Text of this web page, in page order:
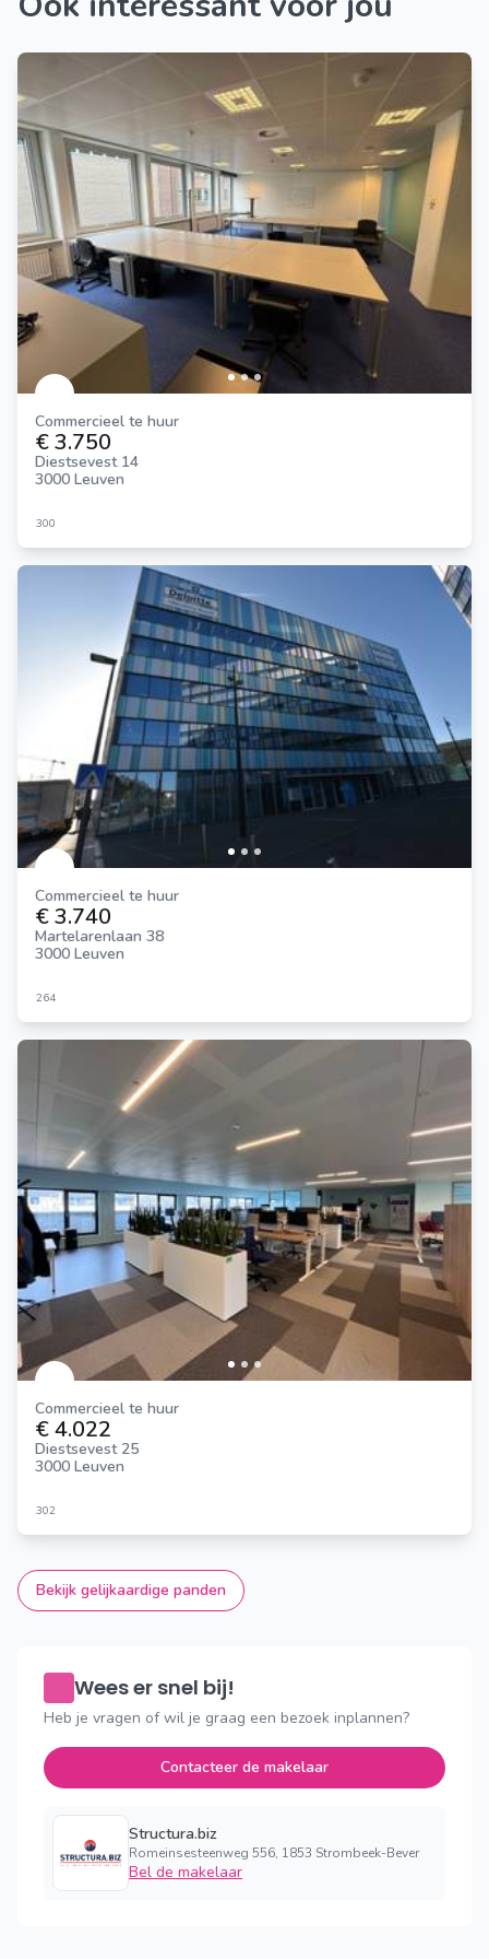
Commercieel te huur
€ 3.750
Diestsevest 14
3000 Leuven
300
Commercieel te huur
€ 3.740
Martelarenlaan 38
3000 Leuven
264
Commercieel te huur
€ 4.022
Diestsevest 25
3000 Leuven
302
Bekijk gelijkaardige panden
Wees er snel bij!
Heb je vragen of wil je graag een bezoek inplannen?
Contacteer de makelaar
Structura.biz
Romeinsesteenweg 556, 1853 Strombeek-Bever
Bel de makelaar